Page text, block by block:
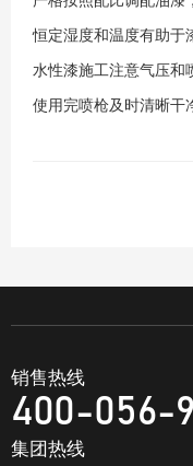
恒定湿度和温度有助于
水性漆施工注意气压和
使用完喷枪及时清晰干
销售热线
400-056-
集团热线